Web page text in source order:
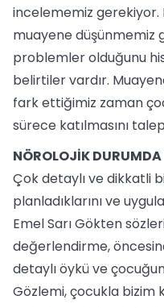
incelememiz gerekiyor.
muayene düşünmemiz
problemler olduğunu
belirtiler vardır.
fark ettiğimiz zaman
sürece katılmasını
NÖROLOJİK DURUMDA
Çok detaylı ve dikkatli
planladıklarını ve
Emel Sarı Gökten
değerlendirme,
detaylı öykü ve
Gözlemi, çocukla bizim